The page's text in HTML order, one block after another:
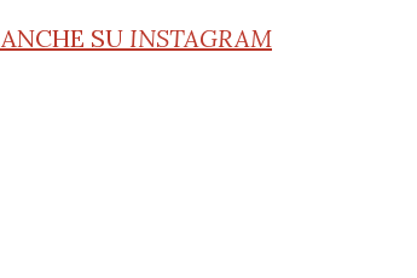
ANCHE SU INSTAGRAM